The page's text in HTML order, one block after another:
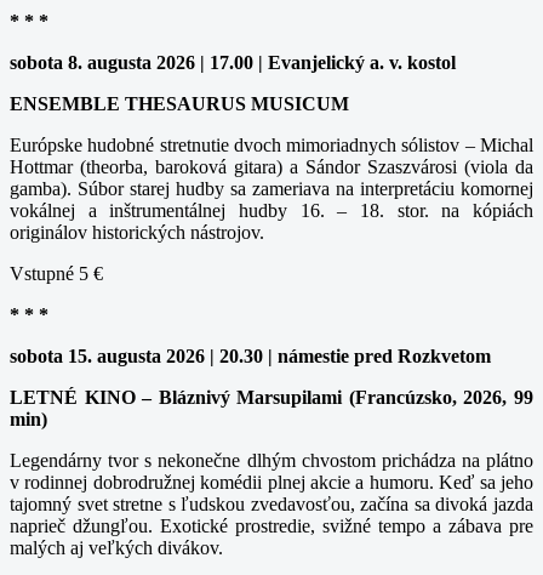
* * *
sobota 8. augusta 2026 | 17.00 | Evanjelický a. v. kostol
ENSEMBLE THESAURUS MUSICUM
Európske hudobné stretnutie dvoch mimoriadnych sólistov – Michal
Hottmar (theorba, baroková gitara) a Sándor Szaszvárosi (viola da
gamba). Súbor starej hudby sa zameriava na interpretáciu komornej
vokálnej a inštrumentálnej hudby 16. – 18. stor. na kópiách
originálov historických nástrojov.
Vstupné 5 €
* * *
sobota 15. augusta 2026 | 20.30 | námestie pred Rozkvetom
LETNÉ KINO – Bláznivý Marsupilami (Francúzsko, 2026, 99
min)
Legendárny tvor s nekonečne dlhým chvostom prichádza na plátno
v rodinnej dobrodružnej komédii plnej akcie a humoru. Keď sa jeho
tajomný svet stretne s ľudskou zvedavosťou, začína sa divoká jazda
naprieč džungľou. Exotické prostredie, svižné tempo a zábava pre
malých aj veľkých divákov.